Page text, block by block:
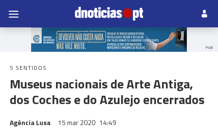
PUB
5 SENTIDOS
Museus nacionais de Arte Antiga,
dos Coches e do Azulejo encerrados
Agência Lusa 15 mar 2020 14:49